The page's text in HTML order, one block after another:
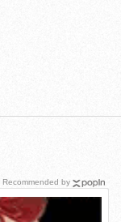
Recommended by